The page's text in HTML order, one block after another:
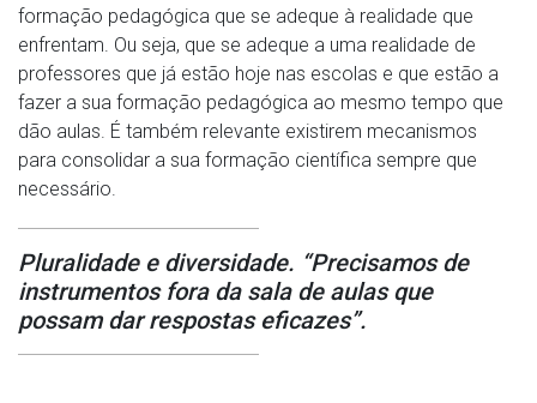
formação pedagógica que se adeque à realidade que
enfrentam. Ou seja, que se adeque a uma realidade de
professores que já estão hoje nas escolas e que estão a
fazer a sua formação pedagógica ao mesmo tempo que
dão aulas. É também relevante existirem mecanismos
para consolidar a sua formação científica sempre que
necessário.
Pluralidade e diversidade. “Precisamos de
instrumentos fora da sala de aulas que
possam dar respostas eficazes”.